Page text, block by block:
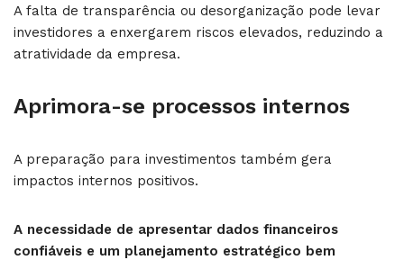
A falta de transparência ou desorganização pode levar
investidores a enxergarem riscos elevados, reduzindo a
atratividade da empresa.
Aprimora-se processos internos
A preparação para investimentos também gera
impactos internos positivos.
A necessidade de apresentar dados financeiros
confiáveis e um planejamento estratégico bem